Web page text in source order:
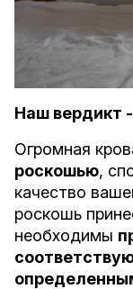
Наш вердикт
Огромная
роскошью,
качество
роскошь
необходимы